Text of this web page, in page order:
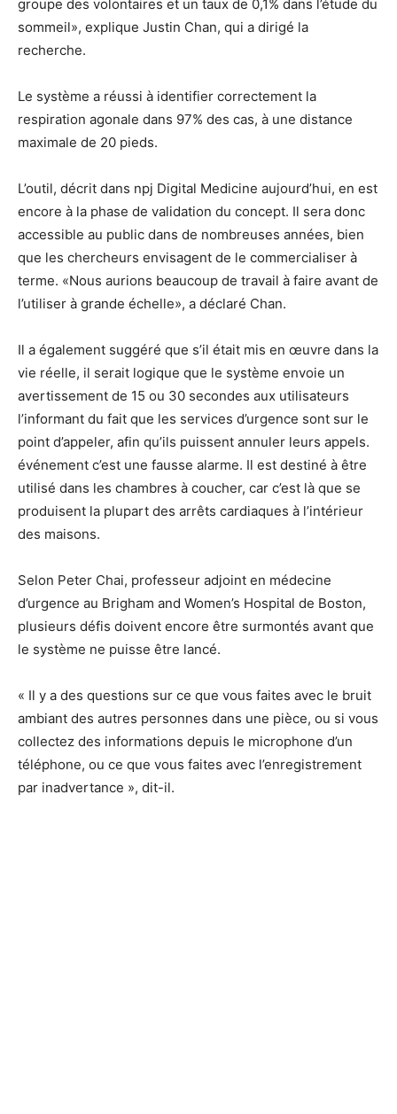
groupe des volontaires et un taux de 0,1% dans l’étude du
sommeil», explique Justin Chan, qui a dirigé la
recherche.
Le système a réussi à identifier correctement la
respiration agonale dans 97% des cas, à une distance
maximale de 20 pieds.
L’outil, décrit dans npj Digital Medicine aujourd’hui, en est
encore à la phase de validation du concept. Il sera donc
accessible au public dans de nombreuses années, bien
que les chercheurs envisagent de le commercialiser à
terme. «Nous aurions beaucoup de travail à faire avant de
l’utiliser à grande échelle», a déclaré Chan.
Il a également suggéré que s’il était mis en œuvre dans la
vie réelle, il serait logique que le système envoie un
avertissement de 15 ou 30 secondes aux utilisateurs
l’informant du fait que les services d’urgence sont sur le
point d’appeler, afin qu’ils puissent annuler leurs appels.
événement c’est une fausse alarme. Il est destiné à être
utilisé dans les chambres à coucher, car c’est là que se
produisent la plupart des arrêts cardiaques à l’intérieur
des maisons.
Selon Peter Chai, professeur adjoint en médecine
d’urgence au Brigham and Women’s Hospital de Boston,
plusieurs défis doivent encore être surmontés avant que
le système ne puisse être lancé.
« Il y a des questions sur ce que vous faites avec le bruit
ambiant des autres personnes dans une pièce, ou si vous
collectez des informations depuis le microphone d’un
téléphone, ou ce que vous faites avec l’enregistrement
par inadvertance », dit-il.